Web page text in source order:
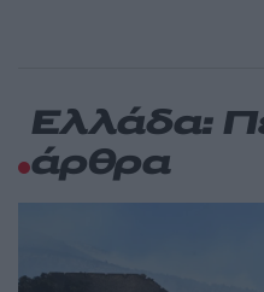
Ελλάδα:
άρθρα